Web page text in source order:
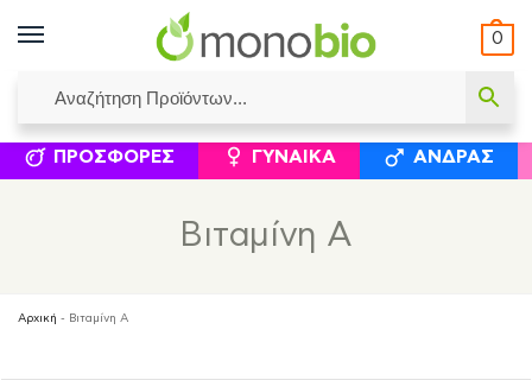
0
ΙΣΟΛΟΓΙΣΜΟΊ ΕΛΕΆΝΝΑ ΧΡΙΣΤΙΝΆΚΗ ΕΠΙΚΟΙΝΩΝΊΑ
ΣΥΜΠΛΗΡΏΜΑΤΑ ΔΙΑΤΡΟΦΉΣ ΦΥΣΙΚΆ
ΠΡΟΣΦΟΡΈΣ ΓΥΝΑΊΚΑ ΆΝΔΡΑΣ
Βιταμίνη A
Αρχική - Βιταμίνη A